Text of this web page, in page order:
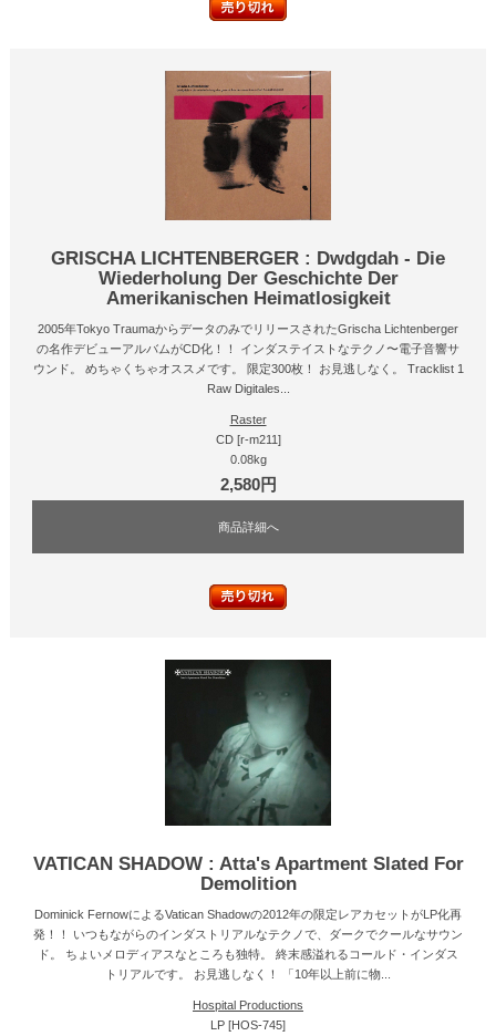
GRISCHA LICHTENBERGER : Dwdgdah - Die
Wiederholung Der Geschichte Der
Amerikanischen Heimatlosigkeit
2005年Tokyo TraumaからデータのみでリリースされたGrischa Lichtenberger
の名作デビューアルバムがCD化！！ インダステイストなテクノ〜電子音響サ
ウンド。 めちゃくちゃオススメです。 限定300枚！ お見逃しなく。 Tracklist 1
Raw Digitales...
Raster
CD [r-m211]
0.08kg
2,580円
商品詳細へ
VATICAN SHADOW : Atta's Apartment Slated For
Demolition
Dominick FernowによるVatican Shadowの2012年の限定レアカセットがLP化再
発！！ いつもながらのインダストリアルなテクノで、ダークでクールなサウン
ド。 ちょいメロディアスなところも独特。 終末感溢れるコールド・インダス
トリアルです。 お見逃しなく！ 「10年以上前に物...
Hospital Productions
LP [HOS-745]